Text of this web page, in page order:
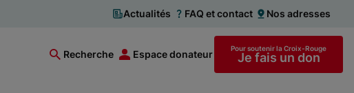
Actualités FAQ et contact Nos adresses
Recherche Espace donateur Pour soutenir la Croix-Rouge
Je fais un don